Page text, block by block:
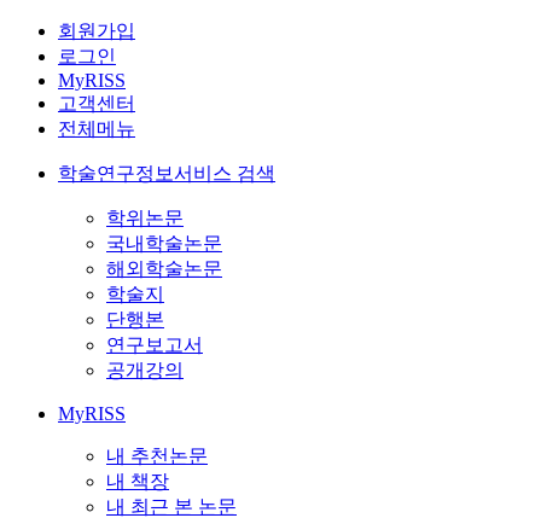
회원가입
로그인
MyRISS
고객센터
전체메뉴
학술연구정보서비스 검색
학위논문
국내학술논문
해외학술논문
학술지
단행본
연구보고서
공개강의
MyRISS
내 추천논문
내 책장
내 최근 본 논문